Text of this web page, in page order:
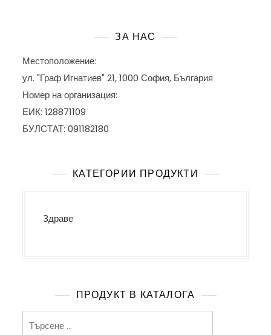
ЗА НАС
Местоположение:
ул. "Граф Игнатиев" 21, 1000 София, България
Номер на организация:
ЕИК: 128871109
БУЛСТАТ: 091182180
КАТЕГОРИИ ПРОДУКТИ
Здраве
ПРОДУКТ В КАТАЛОГА